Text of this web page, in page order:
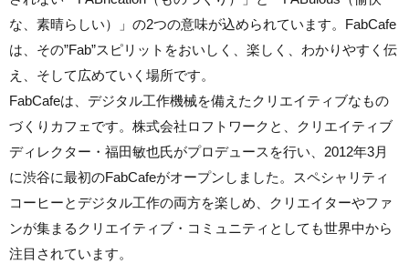
な、素晴らしい）」の2つの意味が込められています。FabCafe
は、その”Fab”スピリットをおいしく、楽しく、わかりやすく伝
え、そして広めていく場所です。
FabCafeは、デジタル工作機械を備えたクリエイティブなもの
づくりカフェです。株式会社ロフトワークと、クリエイティブ
ディレクター・福田敏也氏がプロデュースを行い、2012年3月
に渋谷に最初のFabCafeがオープンしました。スペシャリティ
コーヒーとデジタル工作の両方を楽しめ、クリエイターやファ
ンが集まるクリエイティブ・コミュニティとしても世界中から
注目されています。